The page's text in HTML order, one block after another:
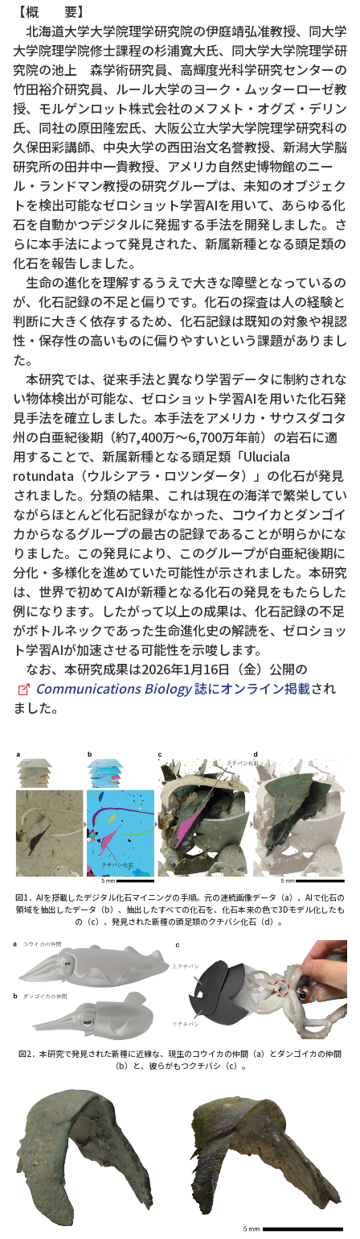
【概 要】
北海道大学大学院理学研究院の伊庭靖弘准教授、同大学
大学院理学院修士課程の杉浦寛大氏、同大学大学院理学研
究院の池上 森学術研究員、高輝度光科学研究センターの
竹田裕介研究員、ルール大学のヨーク・ムッターローゼ教
授、モルゲンロット株式会社のメフメト・オグズ・デリン
氏、同社の原田隆宏氏、大阪公立大学大学院理学研究科の
久保田彩講師、中央大学の西田治文名誉教授、新潟大学脳
研究所の田井中一貴教授、アメリカ自然史博物館のニー
ル・ランドマン教授の研究グループは、未知のオブジェク
トを検出可能なゼロショット学習AIを用いて、あらゆる化
石を自動かつデジタルに発掘する手法を開発しました。さ
らに本手法によって発見された、新属新種となる頭足類の
化石を報告しました。
生命の進化を理解するうえで大きな障壁となっているの
が、化石記録の不足と偏りです。化石の探査は人の経験と
判断に大きく依存するため、化石記録は既知の対象や視認
性・保存性の高いものに偏りやすいという課題がありまし
た。
本研究では、従来手法と異なり学習データに制約されな
い物体検出が可能な、ゼロショット学習AIを用いた化石発
見手法を確立しました。本手法をアメリカ・サウスダコタ
州の白亜紀後期（約7,400万～6,700万年前）の岩石に適
用することで、新属新種となる頭足類「Uluciala
rotundata（ウルシアラ・ロツンダータ）」の化石が発見
されました。分類の結果、これは現在の海洋で繁栄してい
ながらほとんど化石記録がなかった、コウイカとダンゴイ
カからなるグループの最古の記録であることが明らかにな
りました。この発見により、このグループが白亜紀後期に
分化・多様化を進めていた可能性が示されました。本研究
は、世界で初めてAIが新種となる化石の発見をもたらした
例になります。したがって以上の成果は、化石記録の不足
がボトルネックであった生命進化史の解読を、ゼロショッ
ト学習AIが加速させる可能性を示唆します。
なお、本研究成果は2026年1月16日（金）公開の
Communications Biology誌にオンライン掲載され
ました。
図1．AIを搭載したデジタル化石マイニングの手順。元の連続画像データ（a）、AIで化石の
領域を抽出したデータ（b）、抽出したすべての化石を、化石本来の色で3Dモデル化したも
の（c）、発見された新種の頭足類のクチバシ化石（d）。
図2．本研究で発見された新種に近縁な、現生のコウイカの仲間（a）とダンゴイカの仲間
（b）と、彼らがもつクチバシ（c）。